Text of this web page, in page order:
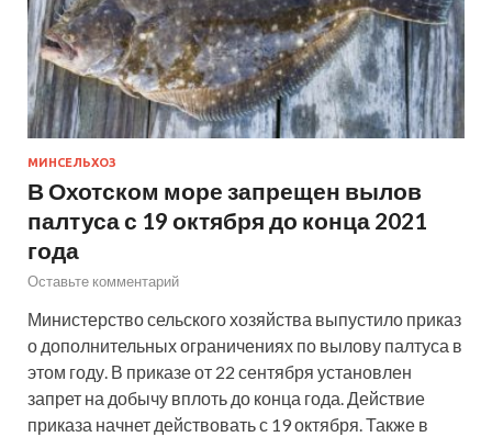
МИНСЕЛЬХОЗ
В Охотском море запрещен вылов
палтуса с 19 октября до конца 2021
года
Оставьте комментарий
Министерство сельского хозяйства выпустило приказ
о дополнительных ограничениях по вылову палтуса в
этом году. В приказе от 22 сентября установлен
запрет на добычу вплоть до конца года. Действие
приказа начнет действовать с 19 октября. Также в